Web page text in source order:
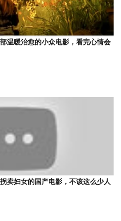
温暖治愈的小众电影，看完心情会
卖妇女的国产电影，不该这么少人